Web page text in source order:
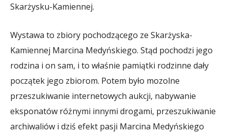
Skarżysku-Kamiennej.
Wystawa to zbiory pochodzącego ze Skarżyska-
Kamiennej Marcina Medyńskiego. Stąd pochodzi jego
rodzina i on sam, i to właśnie pamiątki rodzinne dały
początek jego zbiorom. Potem było mozolne
przeszukiwanie internetowych aukcji, nabywanie
eksponatów różnymi innymi drogami, przeszukiwanie
archiwaliów i dziś efekt pasji Marcina Medyńskiego